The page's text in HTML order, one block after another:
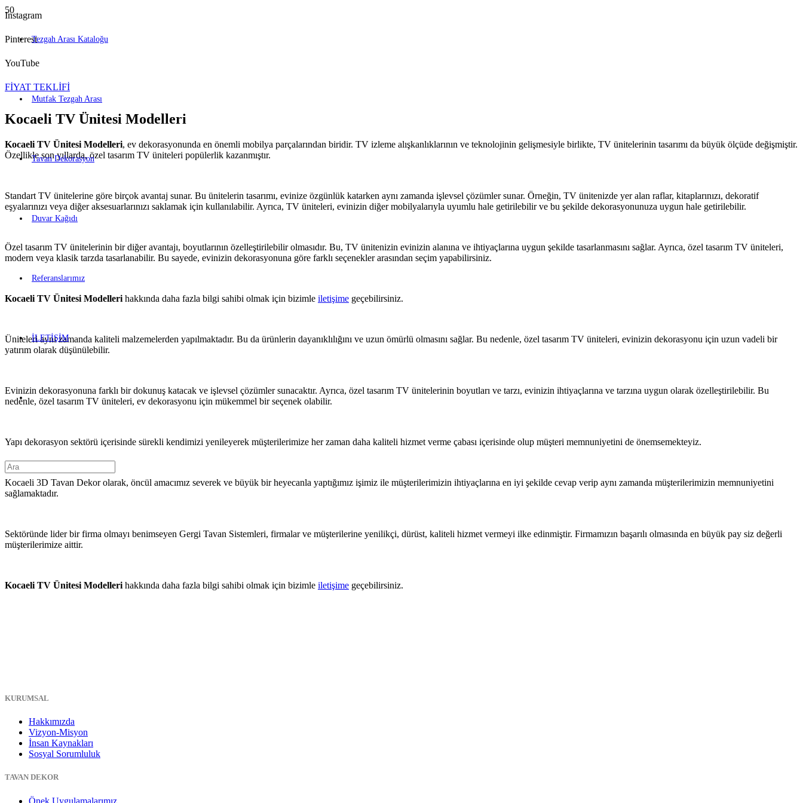
Instagram
Pinterest
YouTube
FİYAT TEKLİFİ
Tezgah Arası Kataloğu
Mutfak Tezgah Arası
Tavan Dekorasyon
Duvar Kağıdı
Referanslarımız
İLETİŞİM
Kocaeli TV Ünitesi Modelleri
Kocaeli TV Ünitesi Modelleri, ev dekorasyonunda en önemli mobilya parçalarından biridir. TV izleme alışkanlıklarının ve teknolojinin gelişmesiyle birlikte, TV ünitelerinin tasarımı da büyük ölçüde değişmiştir.
Özellikle son yıllarda, özel tasarım TV üniteleri popülerlik kazanmıştır.
Standart TV ünitelerine göre birçok avantaj sunar. Bu ünitelerin tasarımı, evinize özgünlük katarken aynı zamanda işlevsel çözümler sunar. Örneğin, TV ünitenizde yer alan raflar, kitaplarınızı, dekoratif
eşyalarınızı veya diğer aksesuarlarınızı saklamak için kullanılabilir. Ayrıca, TV üniteleri, evinizin diğer mobilyalarıyla uyumlu hale getirilebilir ve bu şekilde dekorasyonunuza uygun hale getirilebilir.
Özel tasarım TV ünitelerinin bir diğer avantajı, boyutlarının özelleştirilebilir olmasıdır. Bu, TV ünitenizin evinizin alanına ve ihtiyaçlarına uygun şekilde tasarlanmasını sağlar. Ayrıca, özel tasarım TV üniteleri,
modern veya klasik tarzda tasarlanabilir. Bu sayede, evinizin dekorasyonuna göre farklı seçenekler arasından seçim yapabilirsiniz.
Kocaeli TV Ünitesi Modelleri hakkında daha fazla bilgi sahibi olmak için bizimle iletişime geçebilirsiniz.
Üniteleri aynı zamanda kaliteli malzemelerden yapılmaktadır. Bu da ürünlerin dayanıklılığını ve uzun ömürlü olmasını sağlar. Bu nedenle, özel tasarım TV üniteleri, evinizin dekorasyonu için uzun vadeli bir
yatırım olarak düşünülebilir.
Evinizin dekorasyonuna farklı bir dokunuş katacak ve işlevsel çözümler sunacaktır. Ayrıca, özel tasarım TV ünitelerinin boyutları ve tarzı, evinizin ihtiyaçlarına ve tarzına uygun olarak özelleştirilebilir. Bu
nedenle, özel tasarım TV üniteleri, ev dekorasyonu için mükemmel bir seçenek olabilir.
Yapı dekorasyon sektörü içerisinde sürekli kendimizi yenileyerek müşterilerimize her zaman daha kaliteli hizmet verme çabası içerisinde olup müşteri memnuniyetini de önemsemekteyiz.
Kocaeli 3D Tavan Dekor olarak, öncül amacımız severek ve büyük bir heyecanla yaptığımız işimiz ile müşterilerimizin ihtiyaçlarına en iyi şekilde cevap verip aynı zamanda müşterilerimizin memnuniyetini
sağlamaktadır.
Sektöründe lider bir firma olmayı benimseyen Gergi Tavan Sistemleri, firmalar ve müşterilerine yenilikçi, dürüst, kaliteli hizmet vermeyi ilke edinmiştir. Firmamızın başarılı olmasında en büyük pay siz değerli
müşterilerimize aittir.
Kocaeli TV Ünitesi Modelleri hakkında daha fazla bilgi sahibi olmak için bizimle iletişime geçebilirsiniz.
KURUMSAL
Hakkımızda
Vizyon-Misyon
İnsan Kaynakları
Sosyal Sorumluluk
TAVAN DEKOR
Önek Uygulamalarımız